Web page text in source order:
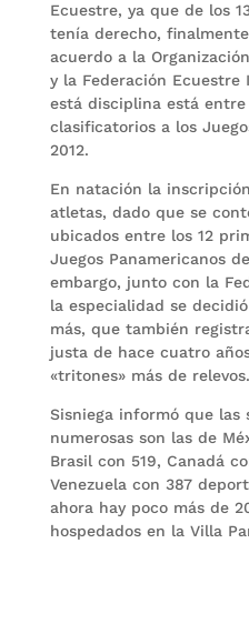
Ecuestre, ya que de los
tenía derecho,
acuerdo a la
y la Federación
está disciplina está entre
clasificatorios a los
2012.
En natación la
atletas, dado que se
ubicados entre los 12
Juegos Panamericanos
embargo, junto con la
la especialidad se
más, que también
justa de hace cuatro
«tritones» más de relevos.
Sisniega informó que las
numerosas son las de
Brasil con 519, Canadá
Venezuela con 387
ahora hay poco más de
hospedados en la Villa